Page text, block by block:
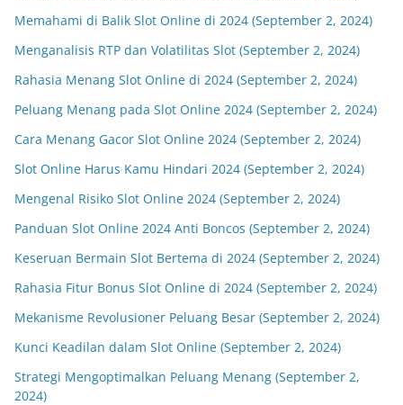
Memahami di Balik Slot Online di 2024 (September 2, 2024)
Menganalisis RTP dan Volatilitas Slot (September 2, 2024)
Rahasia Menang Slot Online di 2024 (September 2, 2024)
Peluang Menang pada Slot Online 2024 (September 2, 2024)
Cara Menang Gacor Slot Online 2024 (September 2, 2024)
Slot Online Harus Kamu Hindari 2024 (September 2, 2024)
Mengenal Risiko Slot Online 2024 (September 2, 2024)
Panduan Slot Online 2024 Anti Boncos (September 2, 2024)
Keseruan Bermain Slot Bertema di 2024 (September 2, 2024)
Rahasia Fitur Bonus Slot Online di 2024 (September 2, 2024)
Mekanisme Revolusioner Peluang Besar (September 2, 2024)
Kunci Keadilan dalam Slot Online (September 2, 2024)
Strategi Mengoptimalkan Peluang Menang (September 2,
2024)